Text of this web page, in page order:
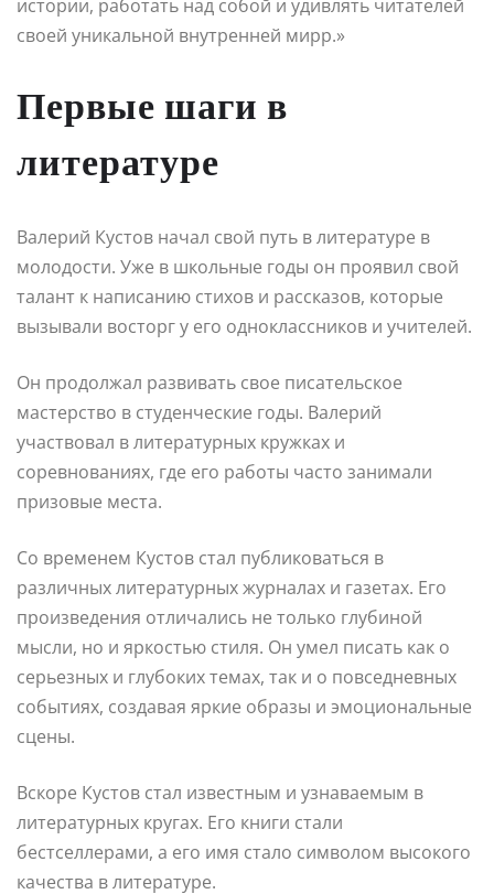
истории, работать над собой и удивлять читателей
своей уникальной внутренней мирр.»
Первые шаги в
литературе
Валерий Кустов начал свой путь в литературе в
молодости. Уже в школьные годы он проявил свой
талант к написанию стихов и рассказов, которые
вызывали восторг у его одноклассников и учителей.
Он продолжал развивать свое писательское
мастерство в студенческие годы. Валерий
участвовал в литературных кружках и
соревнованиях, где его работы часто занимали
призовые места.
Со временем Кустов стал публиковаться в
различных литературных журналах и газетах. Его
произведения отличались не только глубиной
мысли, но и яркостью стиля. Он умел писать как о
серьезных и глубоких темах, так и о повседневных
событиях, создавая яркие образы и эмоциональные
сцены.
Вскоре Кустов стал известным и узнаваемым в
литературных кругах. Его книги стали
бестселлерами, а его имя стало символом высокого
качества в литературе.